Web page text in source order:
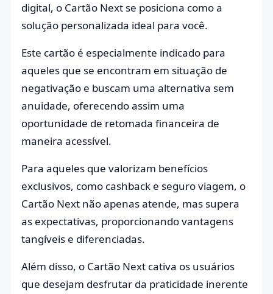
digital, o Cartão Next se posiciona como a
solução personalizada ideal para você.
Este cartão é especialmente indicado para
aqueles que se encontram em situação de
negativação e buscam uma alternativa sem
anuidade, oferecendo assim uma
oportunidade de retomada financeira de
maneira acessível.
Para aqueles que valorizam benefícios
exclusivos, como cashback e seguro viagem, o
Cartão Next não apenas atende, mas supera
as expectativas, proporcionando vantagens
tangíveis e diferenciadas.
Além disso, o Cartão Next cativa os usuários
que desejam desfrutar da praticidade inerente